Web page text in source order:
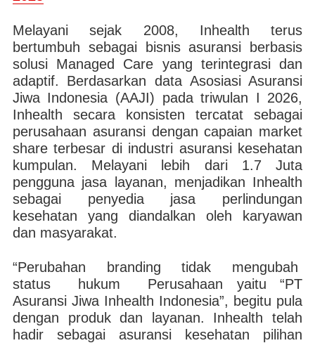
Melayani sejak 2008, Inhealth terus
bertumbuh sebagai bisnis asuransi berbasis
solusi Managed Care yang terintegrasi dan
adaptif. Berdasarkan data Asosiasi Asuransi
Jiwa Indonesia (AAJI) pada triwulan I 2026,
Inhealth secara konsisten tercatat sebagai
perusahaan asuransi dengan capaian market
share terbesar di industri asuransi kesehatan
kumpulan. Melayani lebih dari 1.7 Juta
pengguna jasa layanan, menjadikan Inhealth
sebagai penyedia jasa perlindungan
kesehatan yang diandalkan oleh karyawan
dan masyarakat.
“Perubahan branding tidak mengubah
status hukum Perusahaan yaitu “PT
Asuransi Jiwa Inhealth Indonesia”, begitu pula
dengan produk dan layanan. Inhealth telah
hadir sebagai asuransi kesehatan pilihan